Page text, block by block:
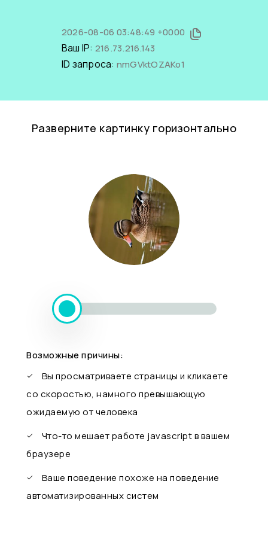
2026-08-06 03:48:49 +0000
Ваш IP: 216.73.216.143
ID запроса: nmGVktOZAKo1
Разверните картинку горизонтально
Возможные причины:
Вы просматриваете страницы и кликаете
со скоростью, намного превышающую
ожидаемую от человека
Что-то мешает работе javascript в вашем
браузере
Ваше поведение похоже на поведение
автоматизированных систем